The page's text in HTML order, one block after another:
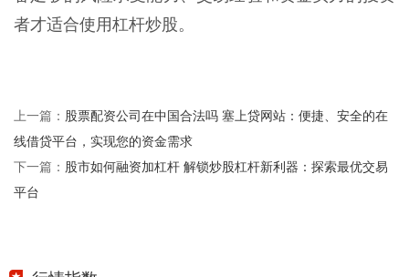
者才适合使用杠杆炒股。
上一篇： 股票配资公司在中国合法吗 塞上贷网站：便捷、安全的在
线借贷平台，实现您的资金需求
下一篇： 股市如何融资加杠杆 解锁炒股杠杆新利器：探索最优交易
平台